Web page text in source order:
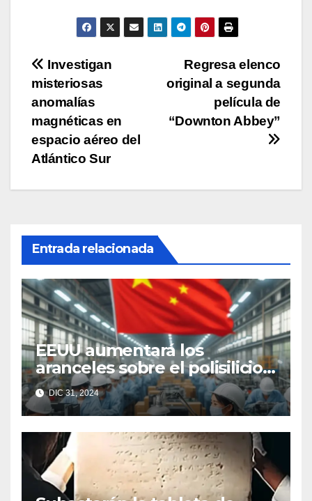
Navegación
de
entradas
Regresa elenco
original a segunda
película de
“Downton Abbey”
Investigan
misteriosas
anomalías
magnéticas en
espacio aéreo del
Atlántico Sur
Entrada relacionada
EEUU aumentará los
aranceles sobre el polisilicio,
las obleas y el wolframio
chinos
DIC 31, 2024